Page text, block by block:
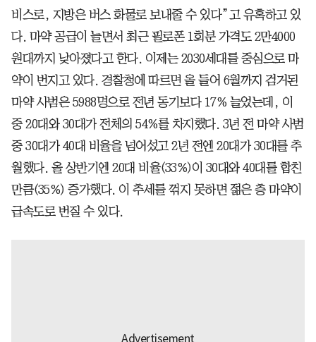
비스로, 지방은 버스 화물로 보내줄 수 있다”고 유혹하고 있
다. 마약 공급이 늘면서 최근 필로폰 1회분 가격도 2만4000
원대까지 낮아졌다고 한다. 이제는 2030세대를 중심으로 마
약이 번지고 있다. 경찰청에 따르면 올 들어 6월까지 검거된
마약 사범은 5988명으로 전년 동기보다 17% 늘었는데, 이
중 20대와 30대가 전체의 54%를 차지했다. 3년 전 마약 사범
중 30대가 40대 비율을 넘어섰고 2년 전엔 20대가 30대를 추
월했다. 올 상반기엔 20대 비율(33%)이 30대와 40대를 합친
만큼(35%) 증가했다. 이 추세를 꺾지 못하면 젊은 층 마약이
급속도로 번질 수 있다.